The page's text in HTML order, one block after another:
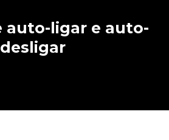
desligar